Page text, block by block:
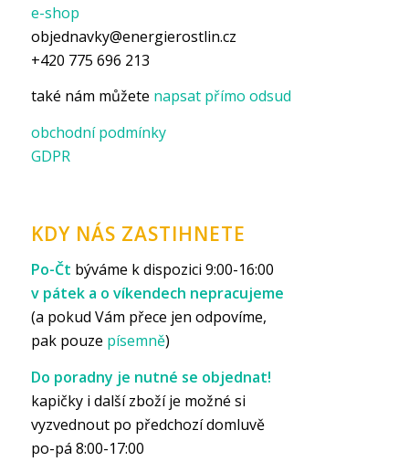
e-shop
objednavky@energierostlin.cz
+420 775 696 213
také nám můžete napsat přímo odsud
obchodní podmínky
GDPR
KDY NÁS ZASTIHNETE
Po-Čt býváme k dispozici 9:00-16:00
v pátek a o víkendech nepracujeme
(a pokud Vám přece jen odpovíme,
pak pouze písemně)
Do poradny je nutné se objednat!
kapičky i další zboží je možné si
vyzvednout po předchozí domluvě
po-pá 8:00-17:00